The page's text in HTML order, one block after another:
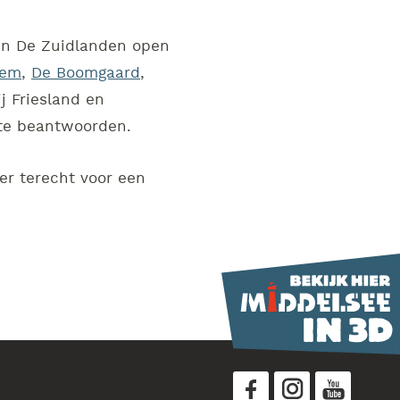
De Zuidlanden open
, De Boomgaard,
Friesland en
beantwoorden.
terecht voor een